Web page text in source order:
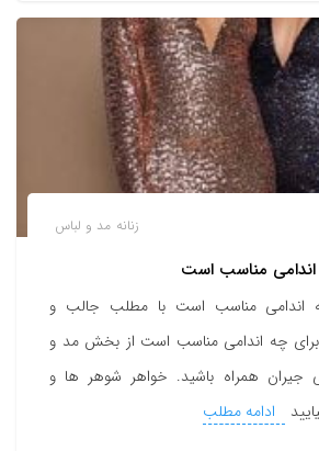
زنانه مد و لباس
مناسب است
اندامی مناسب است با مطلب جالب و
چه اندامی مناسب است از بخش مد و
جیران همراه باشید. خواهر شوهر ها و
ادامه مطلب